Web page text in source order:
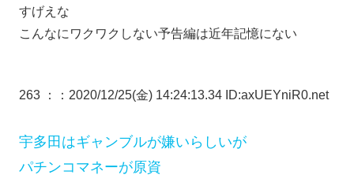
すげえな
こんなにワクワクしない予告編は近年記憶にない
263 ： ：2020/12/25(金) 14:24:13.34 ID:axUEYniR0.net
宇多田はギャンブルが嫌いらしいが
パチンコマネーが原資